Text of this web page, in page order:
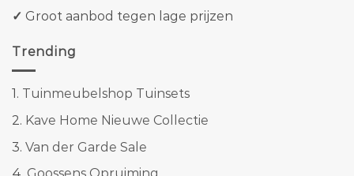
✓ Groot aanbod tegen lage prijzen
Trending
1. Tuinmeubelshop Tuinsets
2. Kave Home Nieuwe Collectie
3. Van der Garde Sale